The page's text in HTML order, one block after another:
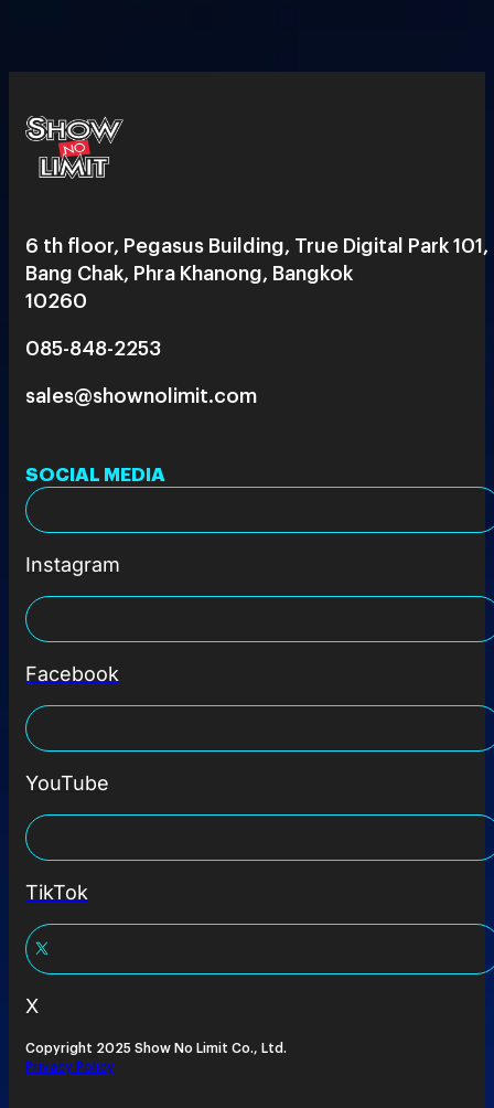
6 th floor, Pegasus Building, True Digital Park 101,
Bang Chak, Phra Khanong, Bangkok
10260
085-848-2253
sales@shownolimit.com
SOCIAL MEDIA
Instagram
Facebook
YouTube
TikTok
X
Copyright 2025 Show No Limit Co., Ltd.
Privacy Policy